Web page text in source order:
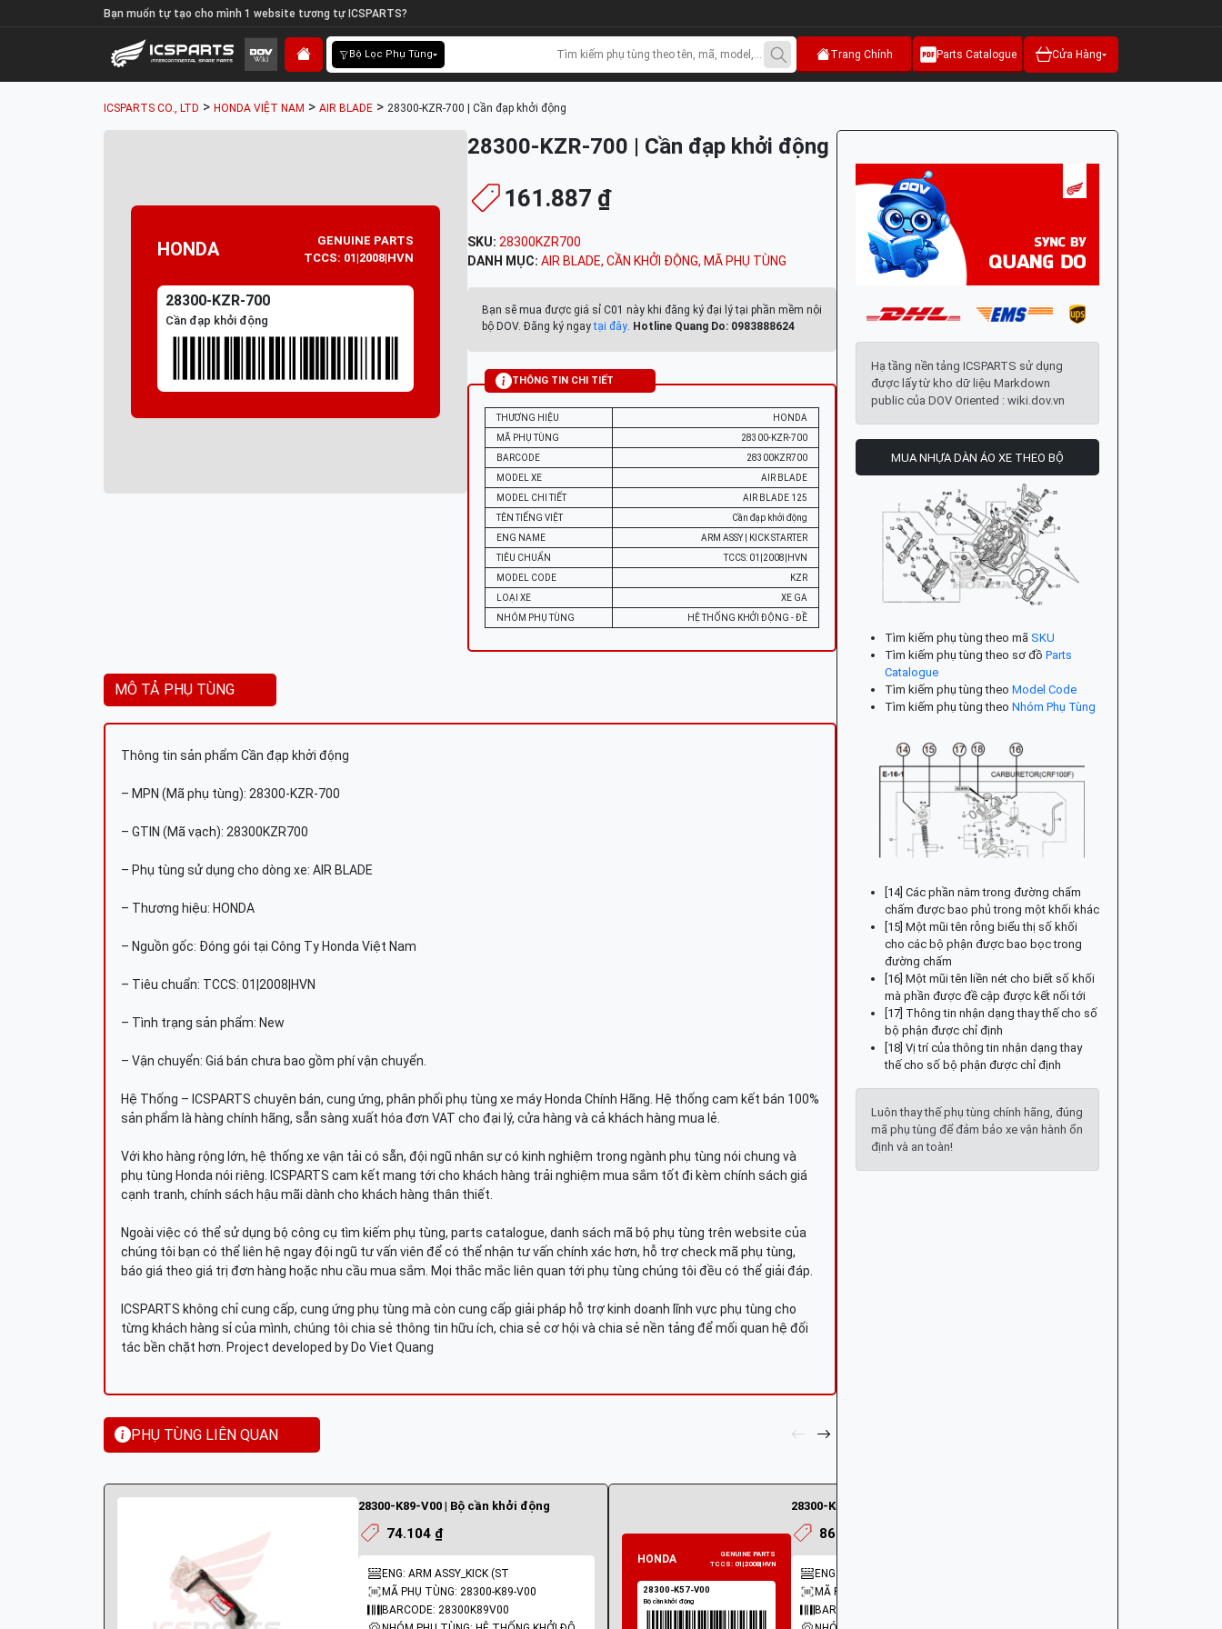
Bạn muốn tự tạo cho mình 1 website tương tự ICSPARTS?
Bộ Lọc Phụ Tùng Trang Chính Parts Catalogue Cửa Hàng
ICSPARTS CO., LTD > HONDA VIỆT NAM > AIR BLADE > 28300-KZR-700 | Cần đạp khởi động
HONDA
GENUINE PARTS
TCCS: 01|2008|HVN
28300-KZR-700
Cần đạp khởi động
28300-KZR-700 | Cần đạp khởi động
161.887 ₫
SKU: 28300KZR700
DANH MỤC: AIR BLADE, CẦN KHỞI ĐỘNG, MÃ PHỤ TÙNG
Bạn sẽ mua được giá sỉ C01 này khi đăng ký đại lý tại phần mềm nội
bộ DOV. Đăng ký ngaytại đây. Hotline Quang Do: 0983888624
THÔNG TIN CHI TIẾT
THƯƠNG HIỆU
HONDA
MÃ PHỤ TÙNG
28300-KZR-700
BARCODE
28300KZR700
MODEL XE
AIR BLADE
MODEL CHI TIẾT
AIR BLADE 125
TÊN TIẾNG VIỆT
Cần đạp khởi động
ENG NAME
ARM ASSY | KICK STARTER
TIÊU CHUẨN
TCCS: 01|2008|HVN
MODEL CODE
KZR
LOẠI XE
XE GA
NHÓM PHỤ TÙNG
HỆ THỐNG KHỞI ĐỘNG - ĐỀ
MÔ TẢ PHỤ TÙNG
Thông tin sản phẩm Cần đạp khởi động
– MPN (Mã phụ tùng): 28300-KZR-700
– GTIN (Mã vạch): 28300KZR700
– Phụ tùng sử dụng cho dòng xe: AIR BLADE
– Thương hiệu: HONDA
– Nguồn gốc: Đóng gói tại Công Ty Honda Việt Nam
– Tiêu chuẩn: TCCS: 01|2008|HVN
– Tình trạng sản phẩm: New
– Vận chuyển: Giá bán chưa bao gồm phí vận chuyển.
Hệ Thống – ICSPARTS chuyên bán, cung ứng, phân phối phụ tùng xe máy Honda Chính Hãng. Hệ thống cam kết bán 100%
sản phẩm là hàng chính hãng, sẵn sàng xuất hóa đơn VAT cho đại lý, cửa hàng và cả khách hàng mua lẻ.
Với kho hàng rộng lớn, hệ thống xe vận tải có sẵn, đội ngũ nhân sự có kinh nghiệm trong ngành phụ tùng nói chung và
phụ tùng Honda nói riêng. ICSPARTS cam kết mang tới cho khách hàng trải nghiệm mua sắm tốt đi kèm chính sách giá
cạnh tranh, chính sách hậu mãi dành cho khách hàng thân thiết.
Ngoài việc có thể sử dụng bộ công cụ tìm kiếm phụ tùng, parts catalogue, danh sách mã bộ phụ tùng trên website của
chúng tôi bạn có thể liên hệ ngay đội ngũ tư vấn viên để có thể nhận tư vấn chính xác hơn, hỗ trợ check mã phụ tùng,
báo giá theo giá trị đơn hàng hoặc nhu cầu mua sắm. Mọi thắc mắc liên quan tới phụ tùng chúng tôi đều có thể giải đáp.
ICSPARTS không chỉ cung cấp, cung ứng phụ tùng mà còn cung cấp giải pháp hỗ trợ kinh doanh lĩnh vực phụ tùng cho
từng khách hàng sỉ của mình, chúng tôi chia sẻ thông tin hữu ích, chia sẻ cơ hội và chia sẻ nền tảng để mối quan hệ đối
tác bền chặt hơn. Project developed by Do Viet Quang
PHỤ TÙNG LIÊN QUAN
28300-K89-V00 | Bộ cần khởi động
74.104 ₫
ENG: ARM ASSY_KICK (ST
MÃ PHỤ TÙNG: 28300-K89-V00
BARCODE: 28300K89V00
28300-K57-V00 | Bộ cần khởi động
86.644 ₫
ENG: ARM ASSY. | KICK STARTER
MÃ PHỤ TÙNG: 28300-K57-V00
BARCODE: 28300K57V00
Hạ tầng nền tảng ICSPARTS sử dụng
được lấy từ kho dữ liệu Markdown
public của DOV Oriented : wiki.dov.vn
MUA NHỰA DÀN ÁO XE THEO BỘ
Tìm kiếm phụ tùng theo mã SKU
Tìm kiếm phụ tùng theo sơ đồ Parts
Catalogue
Tìm kiếm phụ tùng theo Model Code
Tìm kiếm phụ tùng theo Nhóm Phụ Tùng
[14] Các phần nằm trong đường chấm
chấm được bao phủ trong một khối khác
[15] Một mũi tên rỗng biểu thị số khối
cho các bộ phận được bao bọc trong
đường chấm
[16] Một mũi tên liền nét cho biết số khối
mà phần được đề cập được kết nối tới
[17] Thông tin nhận dạng thay thế cho số
bộ phận được chỉ định
[18] Vị trí của thông tin nhận dạng thay
thế cho số bộ phận được chỉ định
Luôn thay thế phụ tùng chính hãng, đúng
mã phụ tùng để đảm bảo xe vận hành ổn
định và an toàn!